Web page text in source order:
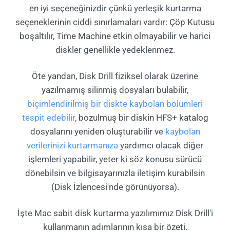
en iyi seçeneğinizdir çünkü yerleşik kurtarma
seçeneklerinin ciddi sınırlamaları vardır: Çöp Kutusu
boşaltılır, Time Machine etkin olmayabilir ve harici
diskler genellikle yedeklenmez.
Öte yandan, Disk Drill fiziksel olarak üzerine
yazılmamış silinmiş dosyaları bulabilir,
biçimlendirilmiş bir diskte kaybolan bölümleri
tespit edebilir, bozulmuş bir diskin HFS+ katalog
dosyalarını yeniden oluşturabilir ve kaybolan
verilerinizi kurtarmanıza yardımcı olacak diğer
işlemleri yapabilir, yeter ki söz konusu sürücü
dönebilsin ve bilgisayarınızla iletişim kurabilsin
(Disk İzlencesi'nde görünüyorsa).
İşte Mac sabit disk kurtarma yazılımımız Disk Drill'i
kullanmanın adımlarının kısa bir özeti.